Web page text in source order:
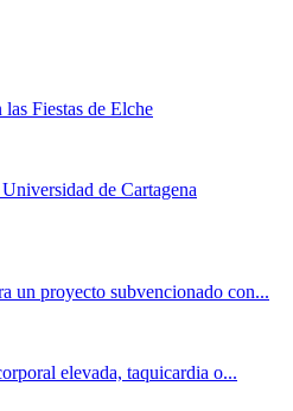
Fiestas de Elche
de Cartagena
un proyecto subvencionado con...
elevada, taquicardia o...